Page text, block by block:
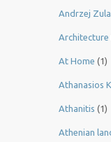
Andrzej
Architecture
At Home (1)
Athanasios
Athanitis (1)
Athenian